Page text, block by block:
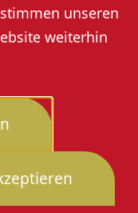
unseren
weiterhin